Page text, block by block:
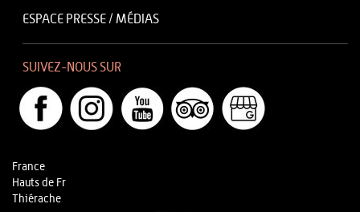
ESPACE PRESSE / MÉDIAS
SUIVEZ-NOUS SUR
France
Hauts de Fr
Thiérache